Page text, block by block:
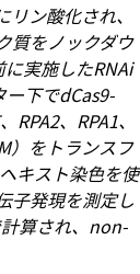
ン酸化され、
質をノックダウ
実施したRNAi
ー下でdCas9-
、RPA1、
）をトランスフ
キスト染色を使
子発現を測定し
算され、non-